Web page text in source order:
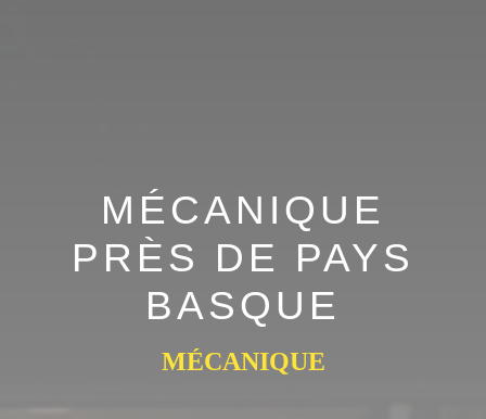
MÉCANIQUE
PRÈS DE PAYS
BASQUE
MÉCANIQUE